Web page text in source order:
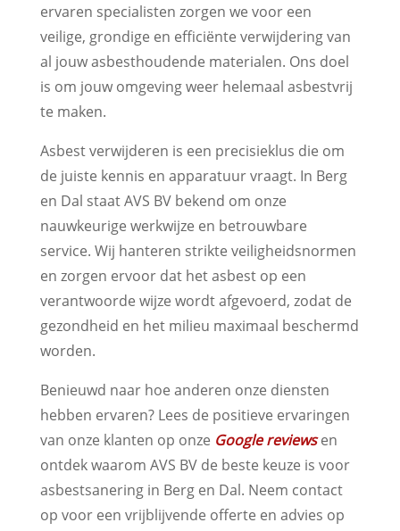
ervaren specialisten zorgen we voor een
veilige, grondige en efficiënte verwijdering van
al jouw asbesthoudende materialen. Ons doel
is om jouw omgeving weer helemaal asbestvrij
te maken.
Asbest verwijderen is een precisieklus die om
de juiste kennis en apparatuur vraagt. In Berg
en Dal staat AVS BV bekend om onze
nauwkeurige werkwijze en betrouwbare
service. Wij hanteren strikte veiligheidsnormen
en zorgen ervoor dat het asbest op een
verantwoorde wijze wordt afgevoerd, zodat de
gezondheid en het milieu maximaal beschermd
worden.
Benieuwd naar hoe anderen onze diensten
hebben ervaren? Lees de positieve ervaringen
van onze klanten op onze Google reviewsen
ontdek waarom AVS BV de beste keuze is voor
asbestsanering in Berg en Dal. Neem contact
op voor een vrijblijvende offerte en advies op